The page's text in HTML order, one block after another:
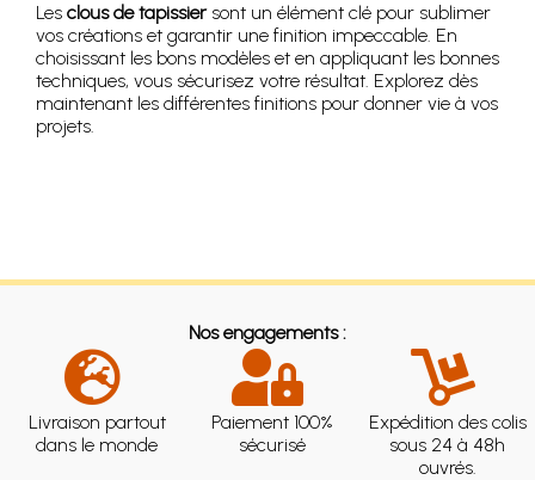
Les clous de tapissiersont un élément clé pour sublimer
vos créations et garantir une finition impeccable. En
choisissant les bons modèles et en appliquant les bonnes
techniques, vous sécurisez votre résultat. Explorez dès
maintenant les différentes finitions pour donner vie à vos
projets.
Nos engagements :
Livraison partout
dans le monde
Paiement 100%
sécurisé
Expédition des colis
sous 24 à 48h
ouvrés.